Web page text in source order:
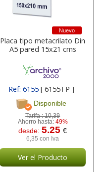
Nuevo
Placa tipo metacrilato Din
A5 pared 15x21 cms
Ref: 6155 [ 6155TP ]
Disponible
Tarifa :10,39
Ahorro hasta: 49%
desde:5.25€
6,35 con Iva
Ver el Producto